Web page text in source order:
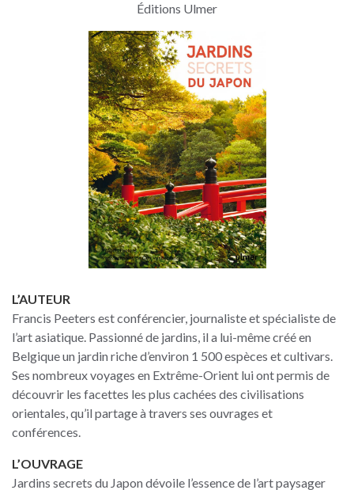
Éditions Ulmer
L’AUTEUR
Francis Peeters est conférencier, journaliste et spécialiste de
l’art asiatique. Passionné de jardins, il a lui-même créé en
Belgique un jardin riche d’environ 1 500 espèces et cultivars.
Ses nombreux voyages en Extrême-Orient lui ont permis de
découvrir les facettes les plus cachées des civilisations
orientales, qu’il partage à travers ses ouvrages et
conférences.
L’OUVRAGE
Jardins secrets du Japon dévoile l’essence de l’art paysager